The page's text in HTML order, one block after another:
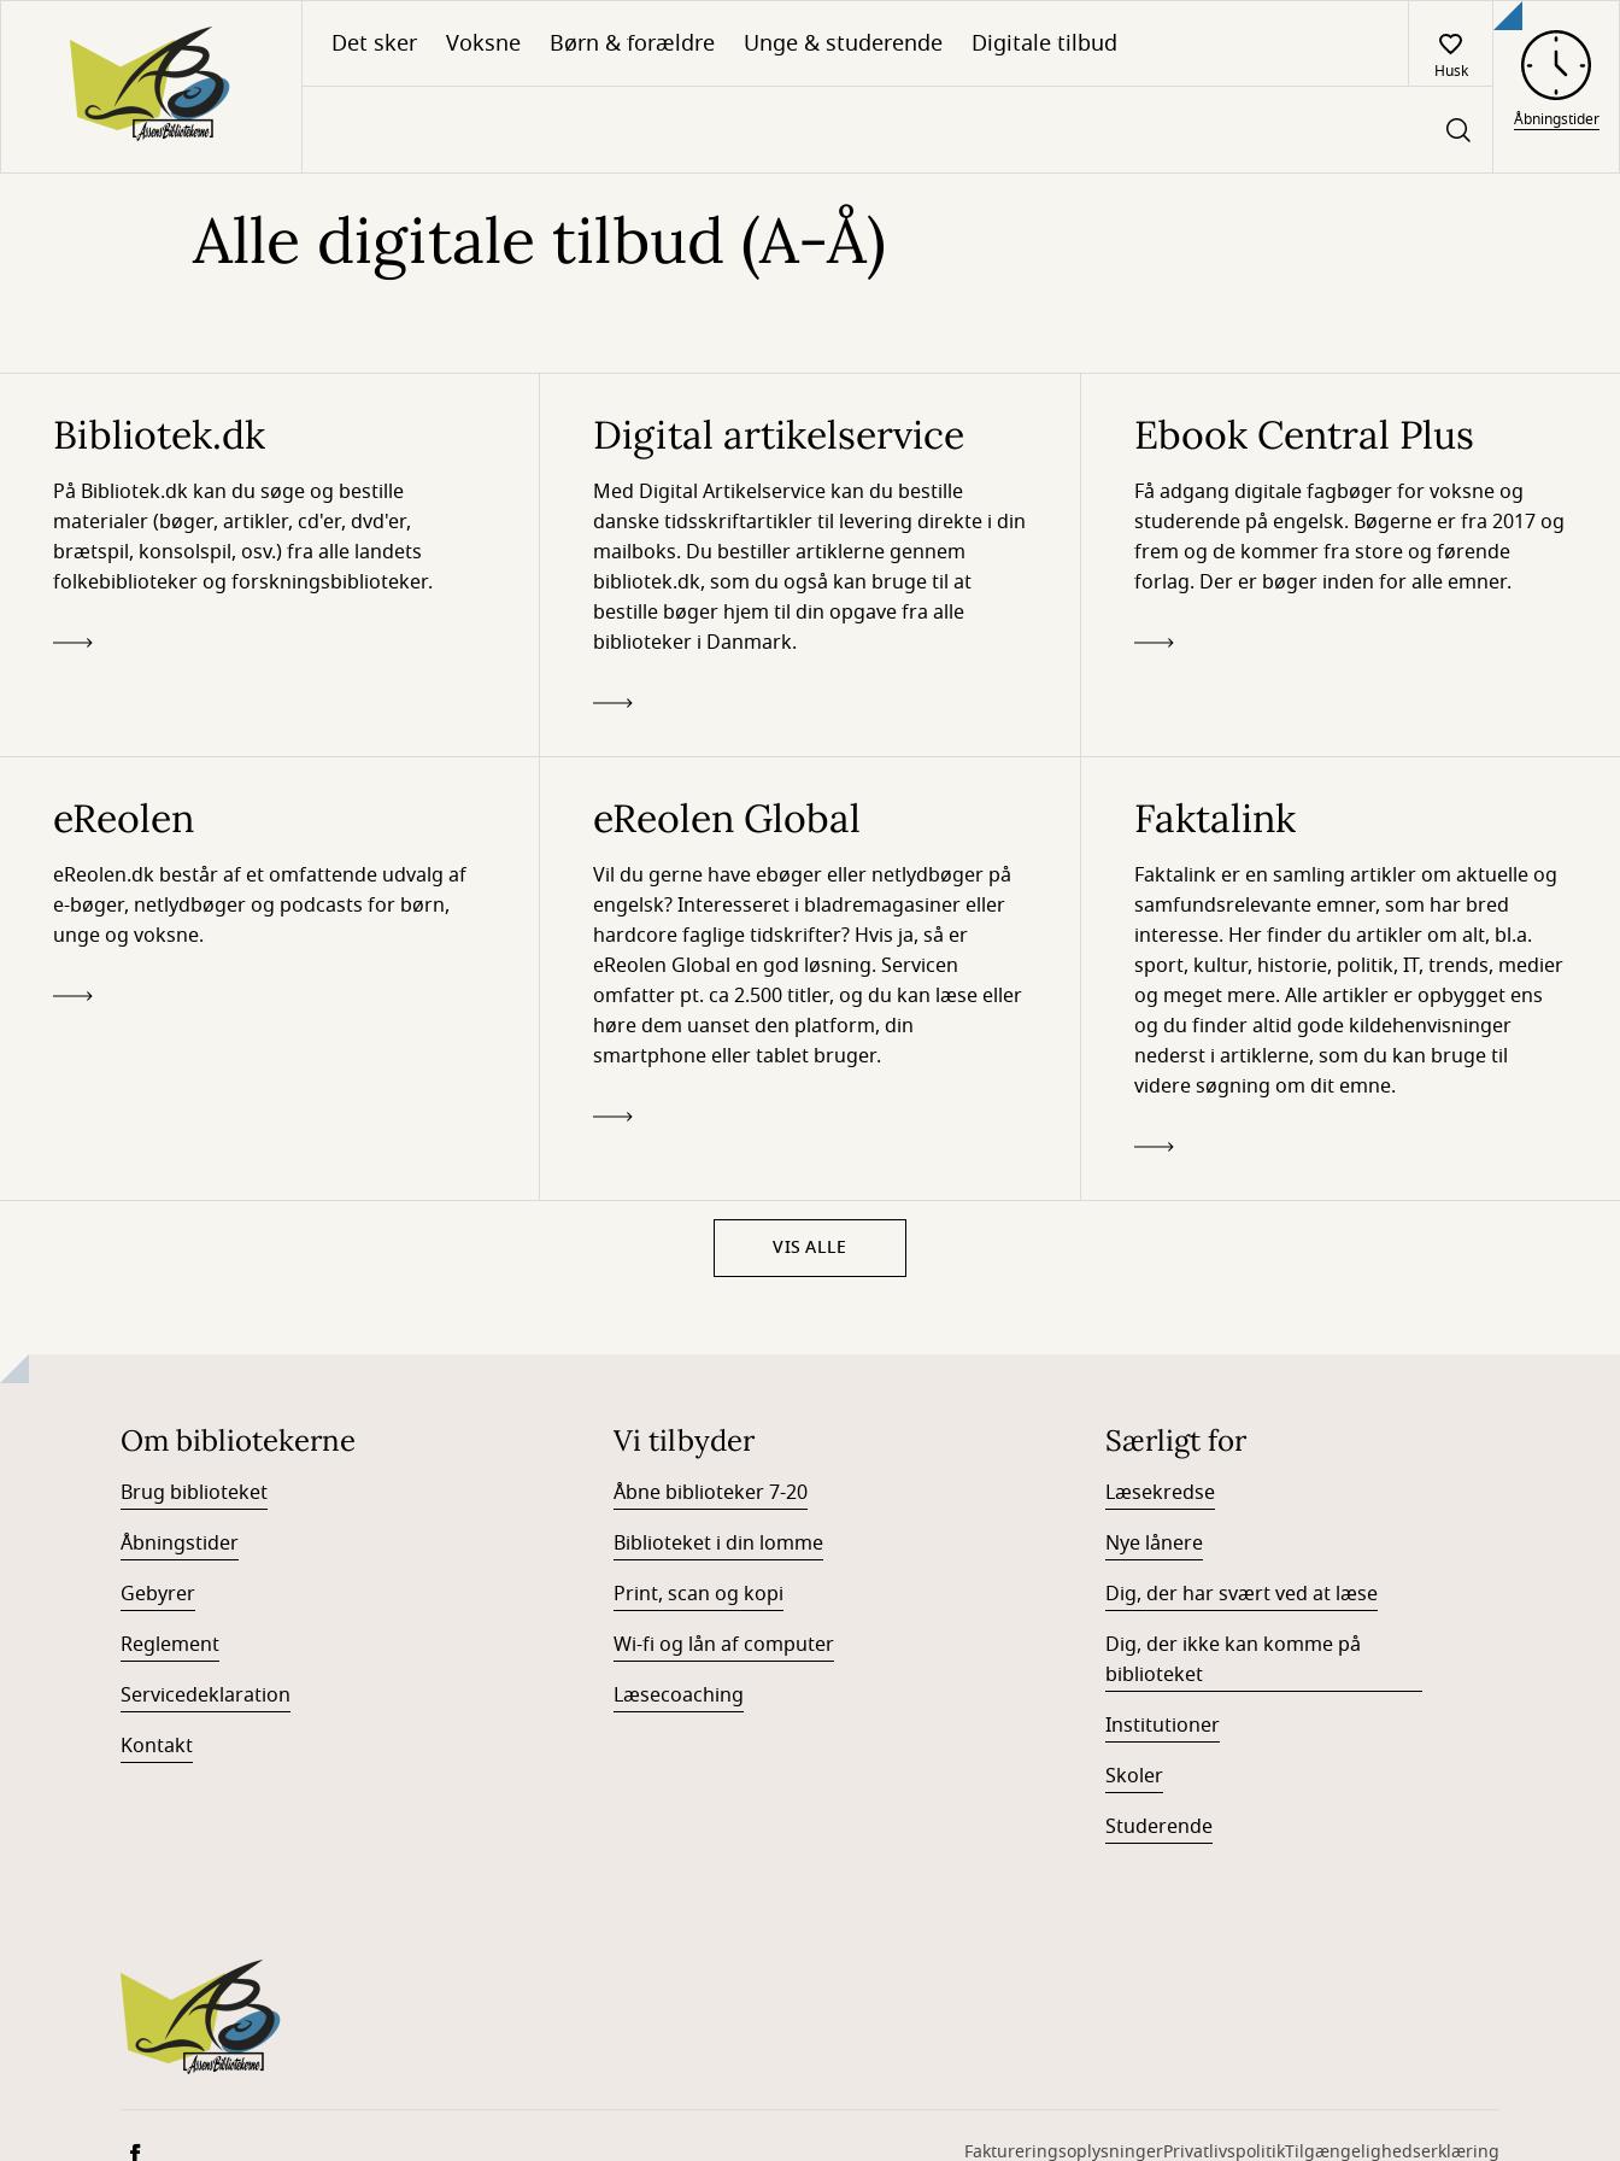
hovedindhold
Det sker Voksne Børn & forældre Unge & studerende Digitale tilbud
Husk
Åbningstider
Alle digitale tilbud (A-Å)
Bibliotek.dk
På Bibliotek.dk kan du søge og bestille
materialer (bøger, artikler, cd'er, dvd'er,
brætspil, konsolspil, osv.) fra alle landets
folkebiblioteker og forskningsbiblioteker.
Digital artikelservice
Med Digital Artikelservice kan du bestille
danske tidsskriftartikler til levering direkte i din
mailboks. Du bestiller artiklerne gennem
bibliotek.dk, som du også kan bruge til at
bestille bøger hjem til din opgave fra alle
biblioteker i Danmark.
Ebook Central Plus
Få adgang digitale fagbøger for voksne og
studerende på engelsk. Bøgerne er fra 2017 og
frem og de kommer fra store og førende
forlag. Der er bøger inden for alle emner.
eReolen
eReolen.dk består af et omfattende udvalg af
e-bøger, netlydbøger og podcasts for børn,
unge og voksne.
eReolen Global
Vil du gerne have ebøger eller netlydbøger på
engelsk? Interesseret i bladremagasiner eller
hardcore faglige tidskrifter? Hvis ja, så er
eReolen Global en god løsning. Servicen
omfatter pt. ca 2.500 titler, og du kan læse eller
høre dem uanset den platform, din
smartphone eller tablet bruger.
Faktalink
Faktalink er en samling artikler om aktuelle og
samfundsrelevante emner, som har bred
interesse. Her finder du artikler om alt, bl.a.
sport, kultur, historie, politik, IT, trends, medier
og meget mere. Alle artikler er opbygget ens
og du finder altid gode kildehenvisninger
nederst i artiklerne, som du kan bruge til
videre søgning om dit emne.
VIS ALLE
Om bibliotekerne
Brug biblioteket
Åbningstider
Gebyrer
Reglement
Servicedeklaration
Kontakt
Vi tilbyder
Åbne biblioteker 7-20
Biblioteket i din lomme
Print, scan og kopi
Wi-fi og lån af computer
Læsecoaching
Særligt for
Læsekredse
Nye lånere
Dig, der har svært ved at læse
Dig, der ikke kan komme på
biblioteket
Institutioner
Skoler
Studerende
FaktureringsoplysningerPrivatlivspolitikTilgængelighedserklæring